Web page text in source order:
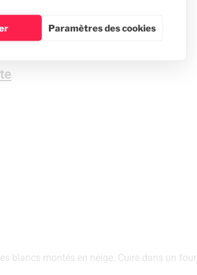
blancs montés en neige. Cuire dans un four
Paramètres des cookies